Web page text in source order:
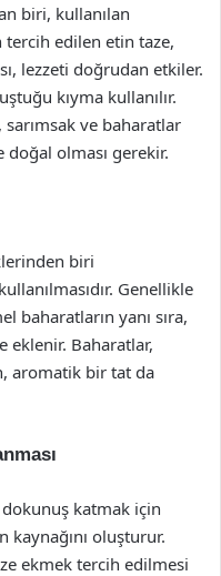
biri, kullanılan
edilen etin taze,
lezzeti doğrudan etkiler.
kıyma kullanılır.
sarımsak ve baharatlar
olması gerekir.
biri
Genellikle
baharatların yanı sıra,
eklenir. Baharatlar,
aromatik bir tat da
katmak için
oluşturur.
ekmek tercih edilmesi